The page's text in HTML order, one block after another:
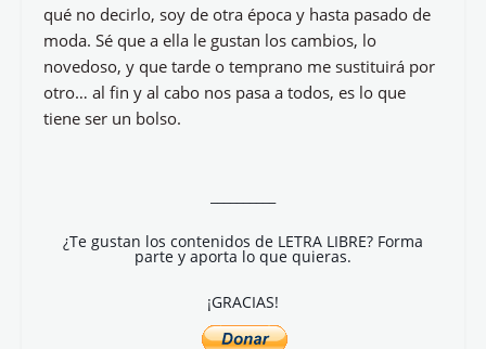
qué no decirlo, soy de otra época y hasta pasado de
moda. Sé que a ella le gustan los cambios, lo
novedoso, y que tarde o temprano me sustituirá por
otro… al fin y al cabo nos pasa a todos, es lo que
tiene ser un bolso.
¿Te gustan los contenidos de LETRA LIBRE? Forma
parte y aporta lo que quieras.
¡GRACIAS!